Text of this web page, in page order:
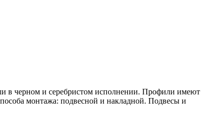
в черном и серебристом исполнении. Профили имеют
монтажа: подвесной и накладной. Подвесы и